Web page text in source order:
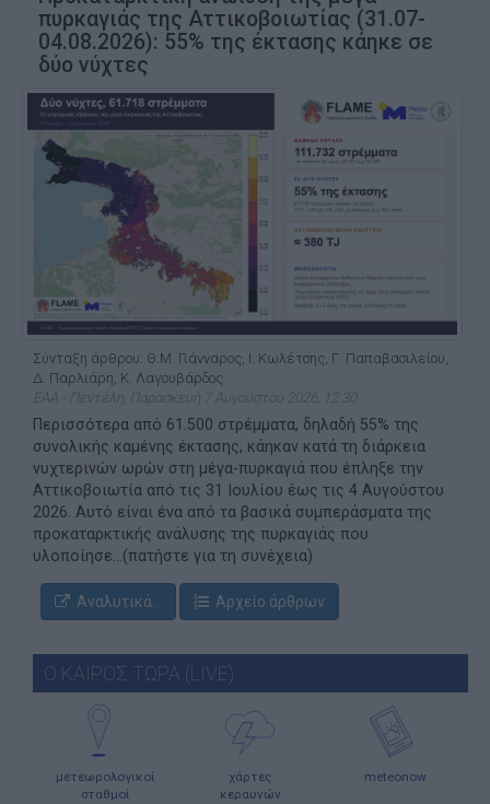
πυρκαγιάς της Αττικοβοιωτίας (31.07-
04.08.2026): 55% της έκτασης κάηκε σε
δύο νύχτες
Σύνταξη άρθρου: Θ.Μ. Γιάνναρος, Ι. Κωλέτσης, Γ. Παπαβασιλείου,
Δ. Παρλιάρη, Κ. Λαγουβάρδος
ΕΑΑ - Πεντέλη, Παρασκευή 7 Αυγούστου 2026, 12:30
Περισσότερα από 61.500 στρέμματα, δηλαδή 55% της
συνολικής καμένης έκτασης, κάηκαν κατά τη διάρκεια
νυχτερινών ωρών στη μέγα-πυρκαγιά που έπληξε την
Αττικοβοιωτία από τις 31 Ιουλίου έως τις 4 Αυγούστου
2026. Αυτό είναι ένα από τα βασικά συμπεράσματα της
προκαταρκτικής ανάλυσης της πυρκαγιάς που
υλοποίησε...(πατήστε για τη συνέχεια)
Αναλυτικά... Αρχείο άρθρων
Ο ΚΑΙΡΟΣ ΤΩΡΑ (LIVE)
μετεωρολογικοί
σταθμοί
χάρτες
κεραυνών
meteonow